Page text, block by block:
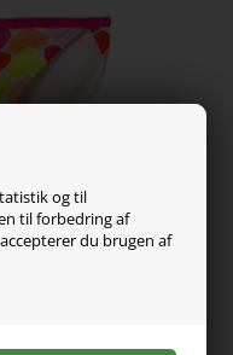
og til
til forbedring af
du brugen af